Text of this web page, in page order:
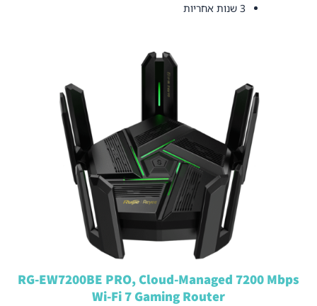
RG-EW7200BE PRO, Cloud-Managed 7200 Mbps
Wi-Fi 7 Gaming Router
3 שנות אחריות